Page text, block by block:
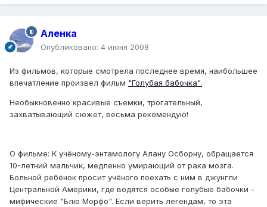
Аленка
Опубликовано: 4 июня 2008
Из фильмов, которые смотрела последнее время, наибольшее
впечатление произвел фильм "Голубая бабочка".
Необыкновенно красивые съемки, трогательный,
захватывающий сюжет, весьма рекомендую!
О фильме: К учёному-энтамологу Алану Осборну, обращается
10-летний мальчик, медленно умирающий от рака мозга.
Больной ребёнок просит учёного поехать с ним в джунгли
Центральной Америки, где водятся особые голубые бабочки -
мифические "Блю Морфо". Если верить легендам, то эта